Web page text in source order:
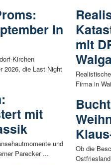
in
Kirchen
2026, die Last Night
mit
und
Parecker ...
mit
Firma in
Ob die